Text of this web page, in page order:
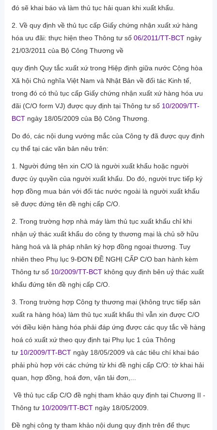
đó sẽ khai báo và làm thủ tục hải quan khi xuất khẩu.
2. Về quy định về thủ tục cấp Giấy chứng nhận xuất xứ hàng
hóa ưu đãi: thực hiện theo Thông tư số 06/2011/TT-BCTngày
21/03/2011 của Bộ Công Thương về
quy định Quy tắc xuất xứ trong Hiệp định giữa nước Cộng hòa
Xã hội Chủ nghĩa Việt Nam và Nhật Bản về đối tác Kinh tế,
trong đó có thủ tục cấp Giấy chứng nhận xuất xứ hàng hóa ưu
đãi (C/O form VJ) được quy định tại Thông tư số 10/2009/TT-
BCTngày 18/05/2009 của Bộ Công Thương.
Do đó, các nội dung vướng mắc của Công ty đã được quy định
cụ thể tại các văn bản nêu trên:
1. Người đứng tên xin C/O là người xuất khẩu hoặc người
được ủy quyền của người xuất khẩu. Do đó, người trực tiếp ký
hợp đồng mua bán với đối tác nước ngoài là người xuất khẩu
sẽ được đứng tên đề nghị cấp C/O.
2. Trong trường hợp nhà máy làm thủ tục xuất khẩu chỉ khi
nhận uỷ thác xuất khẩu do công ty thương mại là chủ sỡ hữu
hàng hoá và là pháp nhân ký hợp đồng ngoại thương. Tuy
nhiên theo Phụ lục 9-ĐƠN ĐỀ NGHỊ CẤP C/O ban hành kèm
Thông tư số 10/2009/TT-BCTkhông quy định bên uỷ thác xuất
khẩu đứng tên đề nghị cấp C/O.
3. Trong trường hợp Công ty thương mại (không trực tiếp sản
xuất ra hàng hóa) làm thủ tục xuất khẩu thì vẫn xin được C/O
với điều kiện hàng hóa phải đáp ứng được các quy tắc về hàng
hoá có xuất xứ theo quy định tại Phụ lục 1 của Thông
tư 10/2009/TT-BCTngày 18/05/2009 và các tiêu chí khai báo
phải phù hợp với các chứng từ khi đề nghị cấp C/O: tờ khai hải
quan, hợp đồng, hoá đơn, vận tải đơn,...
Về thủ tục cấp C/O đề nghị tham khảo quy định tại Chương II -
Thông tư 10/2009/TT-BCTngày 18/05/2009.
Đề nghị công ty tham khảo nội dung quy định trên để thực